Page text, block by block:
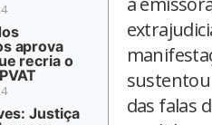
aprova
recria o
Justiça
sustentou
das falas